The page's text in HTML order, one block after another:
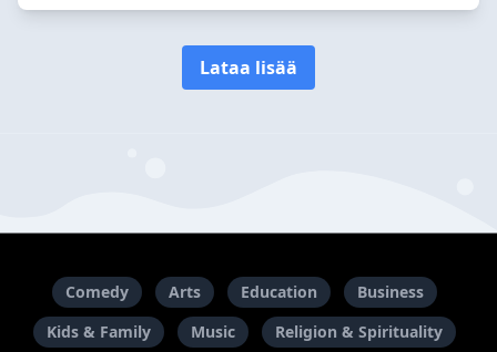
Lataa lisää
Comedy Arts Education
Business
Kids & Family
Music
Religion & Spirituality